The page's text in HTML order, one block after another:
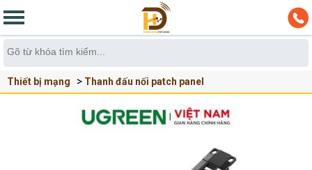
Thiết bị mạng Thanh đấu nối patch panel